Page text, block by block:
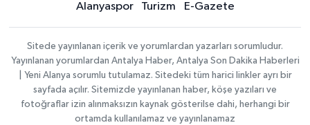
Alanyaspor
Turizm E-Gazete
Sitede yayınlanan içerik ve yorumlardan yazarları sorumludur.
Yayınlanan yorumlardan Antalya Haber, Antalya Son Dakika Haberleri
| Yeni Alanya sorumlu tutulamaz. Sitedeki tüm harici linkler ayrı bir
sayfada açılır. Sitemizde yayınlanan haber, köşe yazıları ve
fotoğraflar izin alınmaksızın kaynak gösterilse dahi, herhangi bir
ortamda kullanılamaz ve yayınlanamaz